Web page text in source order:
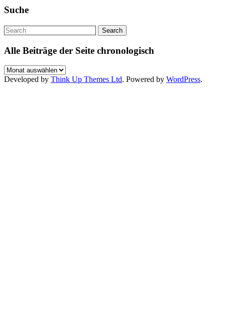
Suche
Alle Beiträge der Seite chronologisch
Alle
Beiträge
Developed by Think Up Themes Ltd. Powered by WordPress.